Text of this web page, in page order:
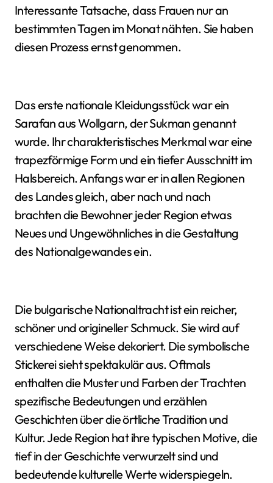
Interessante Tatsache, dass Frauen nur an
bestimmten Tagen im Monat nähten. Sie haben
diesen Prozess ernst genommen.
Das erste nationale Kleidungsstück war ein
Sarafan aus Wollgarn, der Sukman genannt
wurde. Ihr charakteristisches Merkmal war eine
trapezförmige Form und ein tiefer Ausschnitt im
Halsbereich. Anfangs war er in allen Regionen
des Landes gleich, aber nach und nach
brachten die Bewohner jeder Region etwas
Neues und Ungewöhnliches in die Gestaltung
des Nationalgewandes ein.
Die bulgarische Nationaltracht ist ein reicher,
schöner und origineller Schmuck. Sie wird auf
verschiedene Weise dekoriert. Die symbolische
Stickerei sieht spektakulär aus. Oftmals
enthalten die Muster und Farben der Trachten
spezifische Bedeutungen und erzählen
Geschichten über die örtliche Tradition und
Kultur. Jede Region hat ihre typischen Motive, die
tief in der Geschichte verwurzelt sind und
bedeutende kulturelle Werte widerspiegeln.